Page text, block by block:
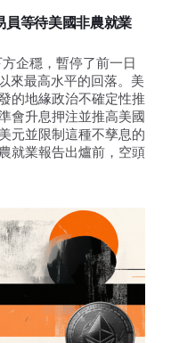
員等待美國非農就業
企穩，暫停了前一日
來最高水平的回落。美
的地緣政治不確定性推
會升息押注並推高美國
元並限制這種不孳息的
就業報告出爐前，空頭